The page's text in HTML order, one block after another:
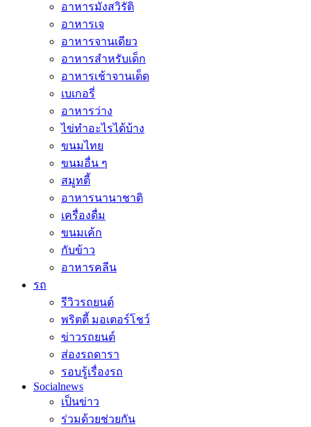
อาหารมังสวิรัติ
อาหารเจ
อาหารจานเดียว
อาหารสำหรับเด็ก
อาหารเช้าจานเด็ด
เบเกอรี่
อาหารว่าง
ไข่ทำอะไรได้บ้าง
ขนมไทย
ขนมอื่น ๆ
สมูทตี้
อาหารนานาชาติ
เครื่องดื่ม
ขนมเค้ก
กับข้าว
อาหารคลีน
รถ
รีวิวรถยนต์
พริตตี้ มอเตอร์โชว์
ข่าวรถยนต์
ส่องรถดารา
รอบรู้เรื่องรถ
Socialnews
เป็นข่าว
ร่วมด้วยช่วยกัน